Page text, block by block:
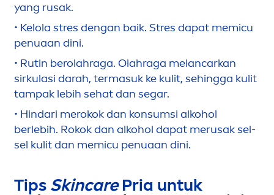
yang rusak.
• Kelola stres dengan baik. Stres dapat memicu
penuaan dini.
• Rutin berolahraga. Olahraga melancarkan
sirkulasi darah, termasuk ke kulit, sehingga kulit
tampak lebih sehat dan segar.
• Hindari merokok dan konsumsi alkohol
berlebih. Rokok dan alkohol dapat merusak sel-
sel kulit dan memicu penuaan dini.
Tips SkincarePria untuk